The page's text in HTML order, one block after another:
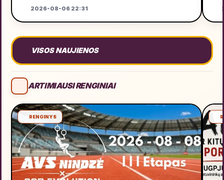
2026-08-06 22:31
VISOS NAUJIENOS
ARTIMIAUSI RENGINIAI
RENGINYS